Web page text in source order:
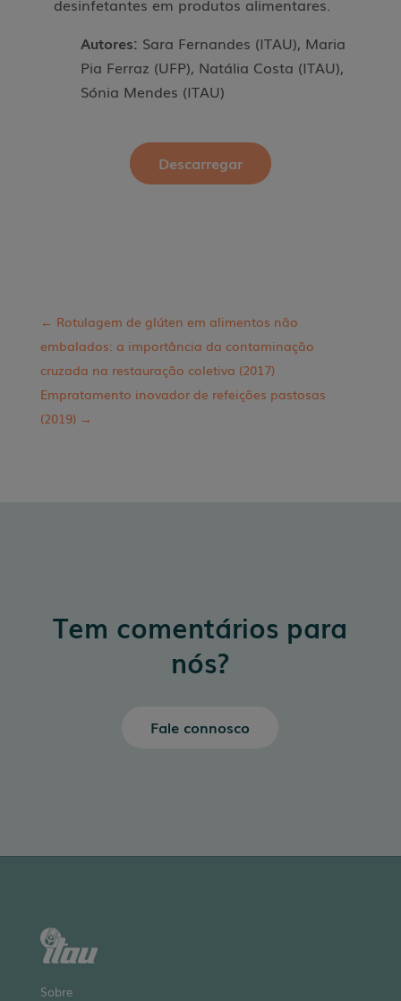
desinfetantes em produtos alimentares.
Autores: Sara Fernandes (ITAU), Maria
Pia Ferraz (UFP), Natália Costa (ITAU),
Sónia Mendes (ITAU)
Descarregar
← Rotulagem de glúten em alimentos não
embalados: a importância da contaminação
cruzada na restauração coletiva (2017)
Empratamento inovador de refeições pastosas
(2019)→
Tem comentários para
nós?
Fale connosco
Sobre